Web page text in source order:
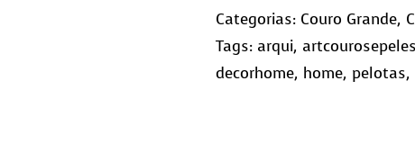
Categorias: Couro Grande,
Tags: arqui, artcourosepeles
decorhome, home, pelotas,